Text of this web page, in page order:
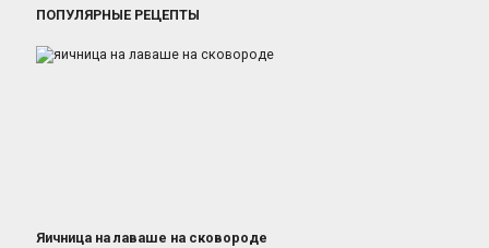
ПОПУЛЯРНЫЕ РЕЦЕПТЫ
Яичница на лаваше на сковороде